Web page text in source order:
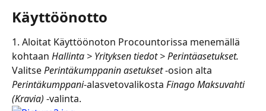
Käyttöönotto
1. Aloitat Käyttöönoton Procountorissa menemällä
kohtaan Hallinta > Yrityksen tiedot > Perintäasetukset.
Valitse Perintäkumppanin asetukset -osion alta
Perintäkumppani-alasvetovalikosta Finago Maksuvahti
(Kravia) -valinta.